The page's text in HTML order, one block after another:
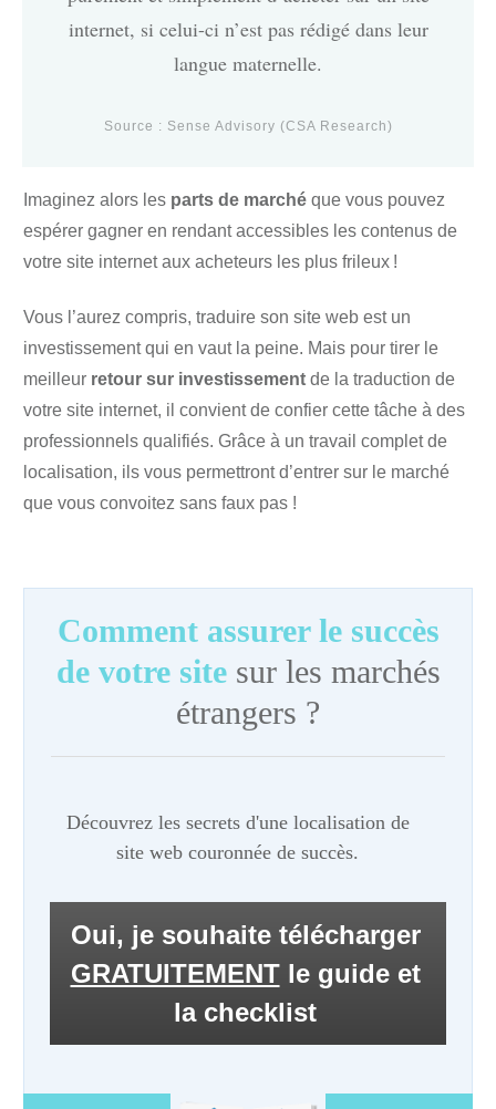
internet, si celui-ci n’est pas rédigé dans leur
langue maternelle.
Source : Sense Advisory (CSA Research)
Imaginez alors les parts de marché que vous pouvez
espérer gagner en rendant accessibles les contenus de
votre site internet aux acheteurs les plus frileux !
Vous l’aurez compris, traduire son site web est un
investissement qui en vaut la peine. Mais pour tirer le
meilleur retour sur investissement de la traduction de
votre site internet, il convient de confier cette tâche à des
professionnels qualifiés. Grâce à un travail complet de
localisation, ils vous permettront d’entrer sur le marché
que vous convoitez sans faux pas !
Comment assurer le succès
de votre sitesur les marchés
étrangers ?
Découvrez les secrets d'une localisation de
site web couronnée de succès.
Oui, je souhaite télécharger
GRATUITEMENTle guide et
la checklist